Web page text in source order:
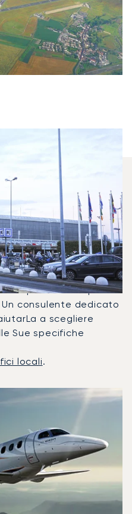
Vengono
Più
Tra Parigi E
Phenom 300 e il Citation
più utilizzati per i
consulente dedicato
a scegliere
Sue specifiche
locali.
di aeromobile
Posti